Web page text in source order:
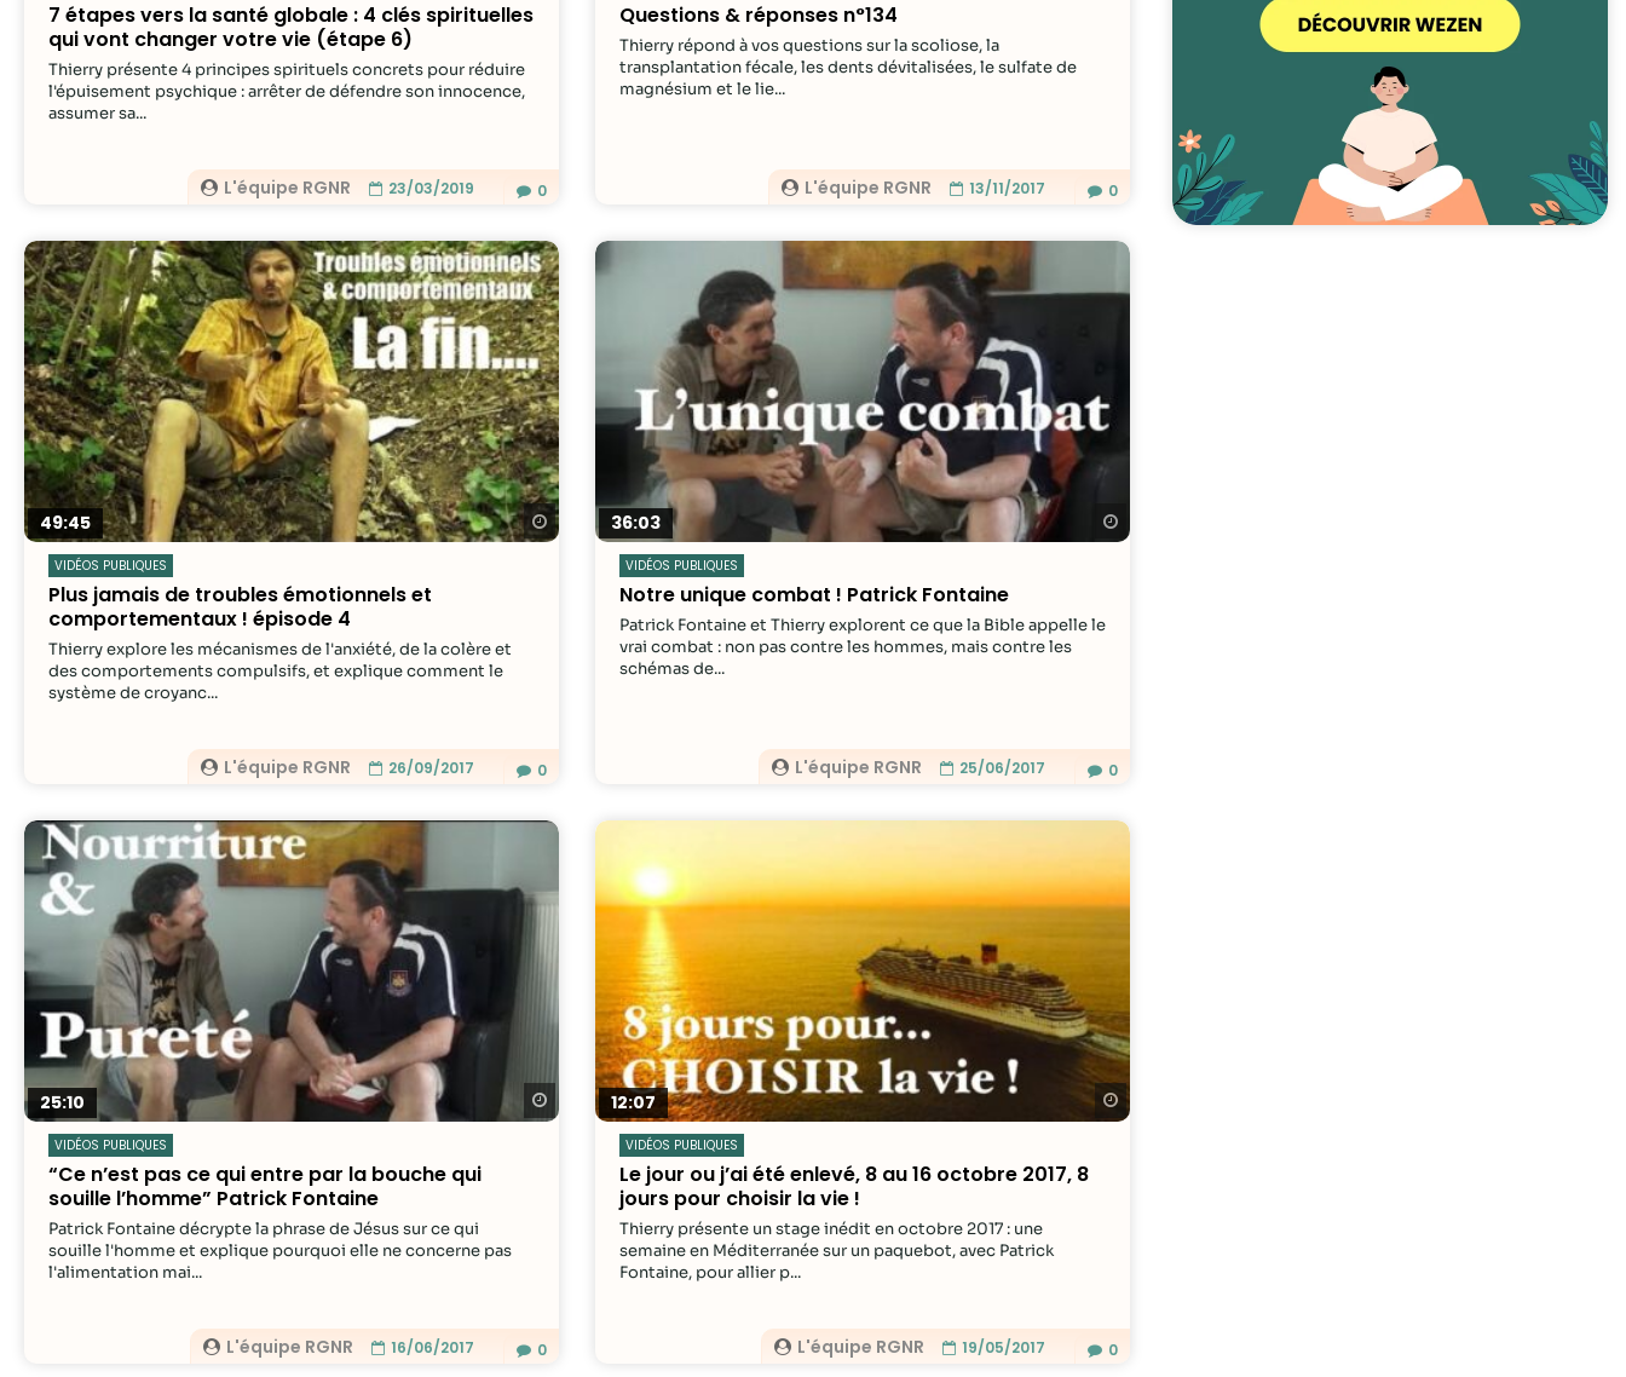
7 étapes vers la santé globale : 4 clés spirituelles
qui vont changer votre vie (étape 6)
L'équipe RGNR 23/03/2019
Thierry présente 4 principes spirituels concrets pour réduire
l'épuisement psychique : arrêter de défendre son innocence,
assumer sa...
0
Questions & réponses n°134
L'équipe RGNR 13/11/2017
Thierry répond à vos questions sur la scoliose, la
transplantation fécale, les dents dévitalisées, le sulfate de
magnésium et le lie...
0
Regarder plus tard
49:45
VIDÉOS PUBLIQUES
Plus jamais de troubles émotionnels et
comportementaux ! épisode 4
L'équipe RGNR 26/09/2017
Thierry explore les mécanismes de l'anxiété, de la colère et
des comportements compulsifs, et explique comment le
système de croyanc...
0
36:03
VIDÉOS PUBLIQUES
Notre unique combat ! Patrick Fontaine
L'équipe RGNR 25/06/2017
Patrick Fontaine et Thierry explorent ce que la Bible appelle le
vrai combat : non pas contre les hommes, mais contre les
schémas de...
0
Regarder plus tard
25:10
VIDÉOS PUBLIQUES
“Ce n’est pas ce qui entre par la bouche qui
souille l’homme” Patrick Fontaine
L'équipe RGNR 16/06/2017
Patrick Fontaine décrypte la phrase de Jésus sur ce qui
souille l'homme et explique pourquoi elle ne concerne pas
l'alimentation mai...
0
Regarder plus tard
12:07
VIDÉOS PUBLIQUES
Le jour ou j’ai été enlevé, 8 au 16 octobre 2017, 8
jours pour choisir la vie !
L'équipe RGNR 19/05/2017
Thierry présente un stage inédit en octobre 2017 : une
semaine en Méditerranée sur un paquebot, avec Patrick
Fontaine, pour allier p...
0